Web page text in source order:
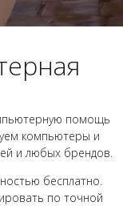
помощь
компьютеры и
и любых брендов.
бесплатно.
по точной